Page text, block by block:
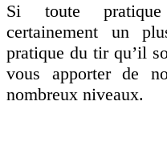
Si toute
certainement un
pratique du tir qu’il
vous apporter de
nombreux niveaux.